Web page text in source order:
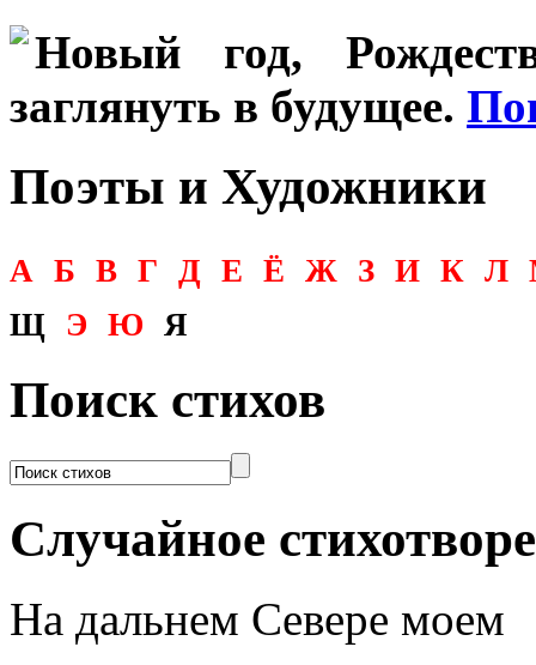
Новый год,
заглянуть в будущее.
Поэты и Художники
А Б В Г Д Е Ё Ж З И К Л
Щ Э Ю Я
Поиск стихов
Случайное
На дальнем Севере моем